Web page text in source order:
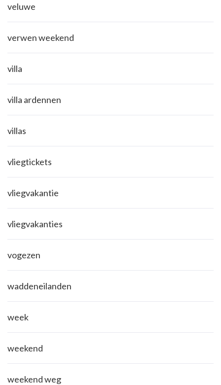
veluwe
verwen weekend
villa
villa ardennen
villas
vliegtickets
vliegvakantie
vliegvakanties
vogezen
waddeneilanden
week
weekend
weekend weg